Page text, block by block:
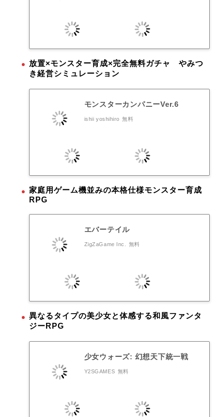
放置×モンスター育成×完全無料ガチャ やみつ
き経営シミュレーション
モンスターカンパニーVer.6
ishii yoshihiro 無料
家庭用ゲーム機並みの本格仕様モンスター育成
RPG
エバーテイル
ZigZaGame Inc. 無料
異なるタイプの美少女と体感する和風ファンタ
ジーRPG
少女ウォーズ: 幻想天下統一戦
Y2SGAMES 無料